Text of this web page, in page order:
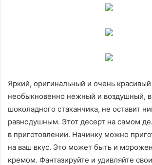
Яркий, оригинальный и очень красивый
необыкновенно нежный и воздушный,
шоколадного стаканчика, не оставит
равнодушным. Этот десерт на самом
в приготовлении. Начинку можно
на ваш вкус. Это может быть и
кремом. Фантазируйте и удивляйте